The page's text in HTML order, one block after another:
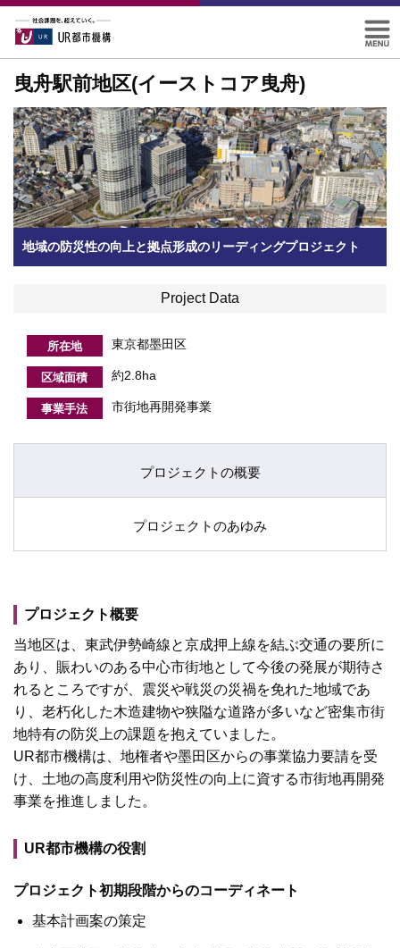
曳舟駅前地区(イーストコア曳舟)
地域の防災性の向上と拠点形成のリーディングプロジェクト
Project Data
所在地 東京都墨田区
区域面積 約2.8ha
事業手法 市街地再開発事業
プロジェクトの概要
プロジェクトのあゆみ
プロジェクト概要
当地区は、東武伊勢崎線と京成押上線を結ぶ交通の要所に
あり、賑わいのある中心市街地として今後の発展が期待さ
れるところですが、震災や戦災の災禍を免れた地域であ
り、老朽化した木造建物や狭隘な道路が多いなど密集市街
地特有の防災上の課題を抱えていました。
UR都市機構は、地権者や墨田区からの事業協力要請を受
け、土地の高度利用や防災性の向上に資する市街地再開発
事業を推進しました。
UR都市機構の役割
プロジェクト初期段階からのコーディネート
基本計画案の策定